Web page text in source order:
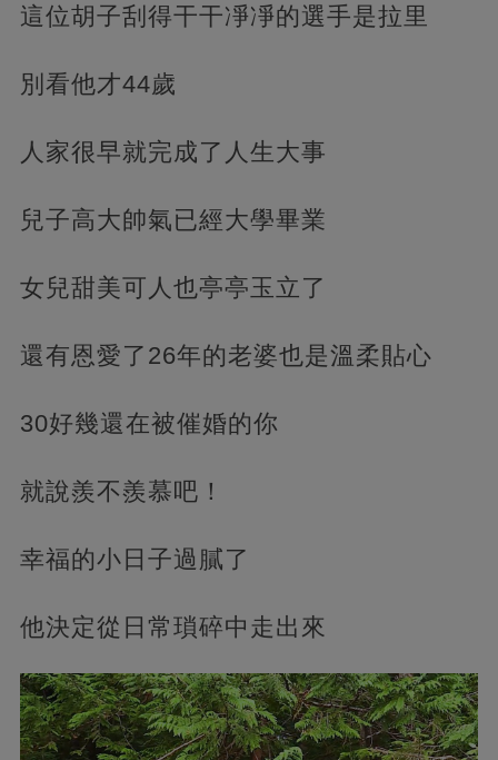
這位胡子刮得干干凈凈的選手是拉里
別看他才44歲
人家很早就完成了人生大事
兒子高大帥氣已經大學畢業
女兒甜美可人也亭亭玉立了
還有恩愛了26年的老婆也是溫柔貼心
30好幾還在被催婚的你
就說羨不羨慕吧！
幸福的小日子過膩了
他決定從日常瑣碎中走出來